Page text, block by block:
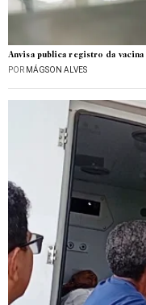
Anvisa publica registro da
POR MÁGSON ALVES